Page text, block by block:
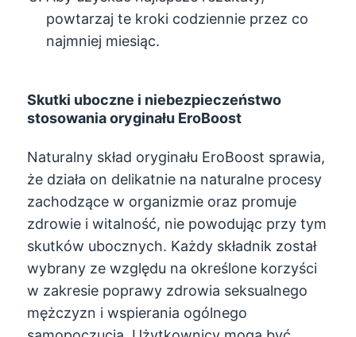
powtarzaj te kroki codziennie przez co
najmniej miesiąc.
Skutki uboczne i niebezpieczeństwo
stosowania oryginału EroBoost
Naturalny skład oryginału EroBoost sprawia,
że ​​działa on delikatnie na naturalne procesy
zachodzące w organizmie oraz promuje
zdrowie i witalność, nie powodując przy tym
skutków ubocznych. Każdy składnik został
wybrany ze względu na określone korzyści
w zakresie poprawy zdrowia seksualnego
mężczyzn i wspierania ogólnego